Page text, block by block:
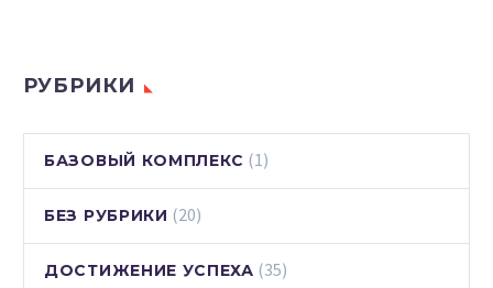
РУБРИКИ
БАЗОВЫЙ КОМПЛЕКС (1)
БЕЗ РУБРИКИ (20)
ДОСТИЖЕНИЕ УСПЕХА (35)